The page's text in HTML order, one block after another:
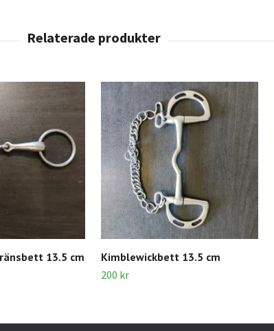
13.5 cm
Kimblewickbett 13.5 cm
200 kr